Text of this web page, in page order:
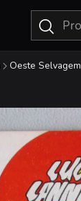
Oeste Selvagem